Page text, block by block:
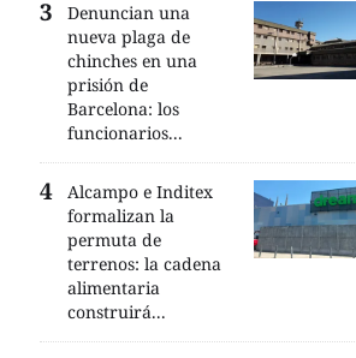
Denuncian una
nueva plaga de
chinches en una
prisión de
Barcelona: los
funcionarios...
Alcampo e Inditex
formalizan la
permuta de
terrenos: la cadena
alimentaria
construirá...